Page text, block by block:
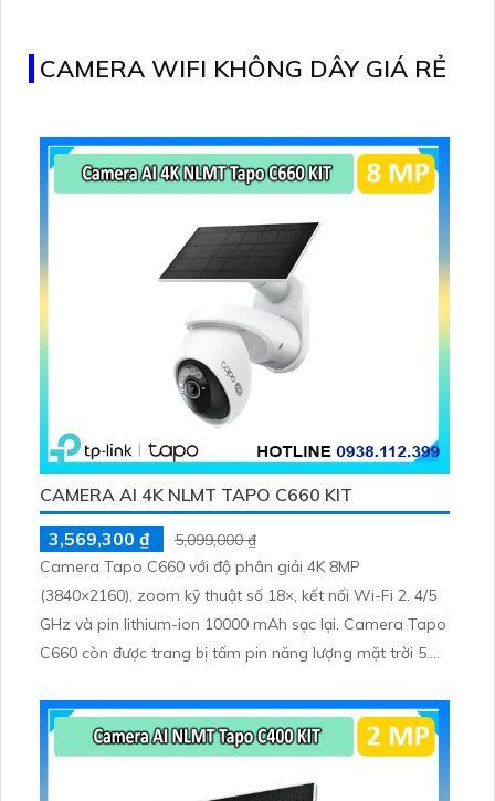
CAMERA WIFI KHÔNG DÂY GIÁ RẺ
CAMERA AI 4K NLMT TAPO C660 KIT
3,569,300 ₫
5,099,000 ₫
Camera Tapo C660 với độ phân giải 4K 8MP
(3840×2160), zoom kỹ thuật số 18×, kết nối Wi-Fi 2. 4/5
GHz và pin lithium-ion 10000 mAh sạc lại. Camera Tapo
C660 còn được trang bị tấm pin năng lượng mặt trời 5.
tiện, lưu trữ thẻ microSD tối đa 512 GB